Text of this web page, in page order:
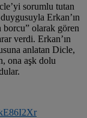
sorumlu tutan
Erkan’ın
borcu” olarak gören
verdi. Erkan’ın
anlatan Dicle,
ona aşk dolu